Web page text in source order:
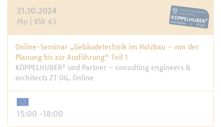
21.10.2024
Mo | KW 43
Online-Seminar „Gebäudetechnik im Holzbau – von der
Planung bis zur Ausführung“ Teil 1
KOPPELHUBER² und Partner – consulting engineers &
architects ZT OG, Online
15:00 -18:00